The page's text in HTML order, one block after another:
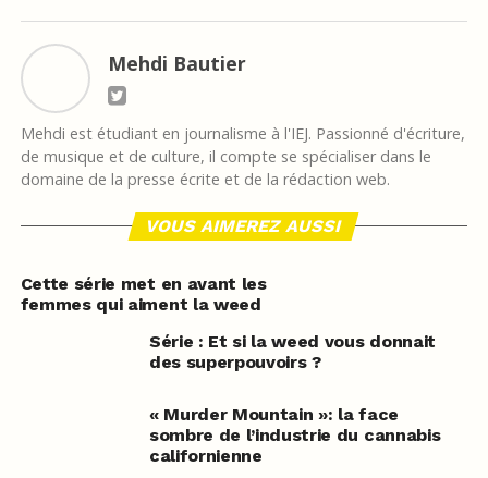
Mehdi Bautier
Mehdi est étudiant en journalisme à l'IEJ. Passionné d'écriture,
de musique et de culture, il compte se spécialiser dans le
domaine de la presse écrite et de la rédaction web.
VOUS AIMEREZ AUSSI
Cette série met en avant les
femmes qui aiment la weed
Série : Et si la weed vous donnait
des superpouvoirs ?
« Murder Mountain »: la face
sombre de l’industrie du cannabis
californienne